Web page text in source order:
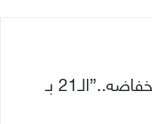
الذهب يواصل انخفاضه..”الـ21 بـ